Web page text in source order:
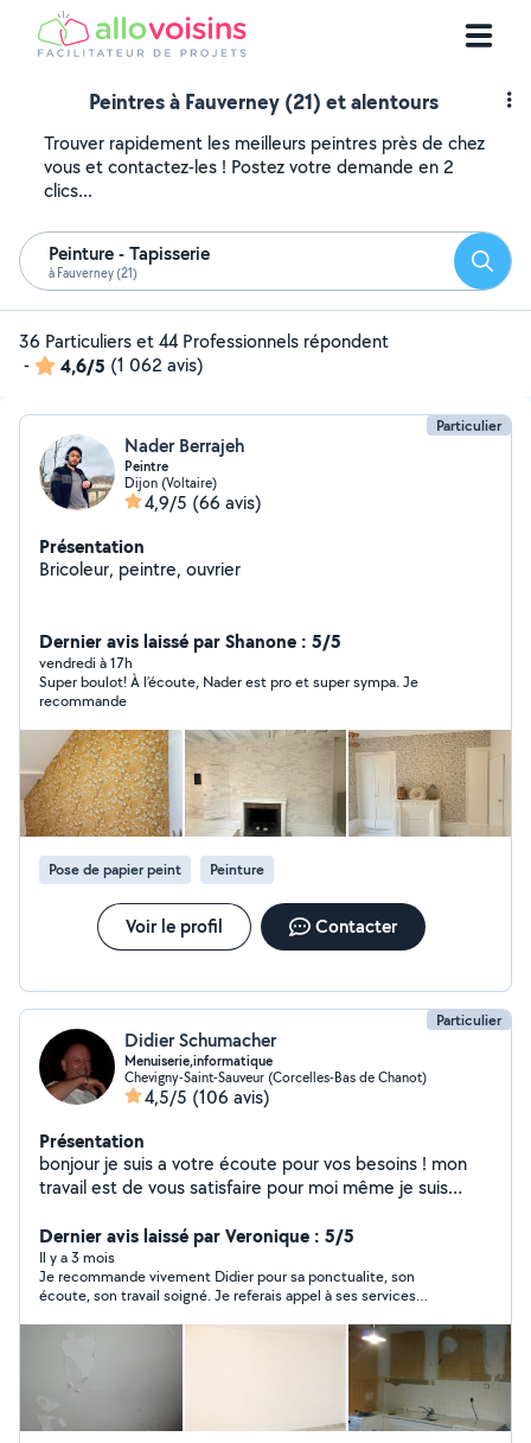
Peintres à Fauverney (21) et alentours
Trouver rapidement les meilleurs peintres près de chez
vous et contactez-les ! Postez votre demande en 2
clics...
Peinture - Tapisserie
à Fauverney (21)
36 Particuliers et 44 Professionnels répondent
-
4,6/5 (1 062 avis)
Particulier
Nader Berrajeh
Peintre
Dijon (Voltaire)
4,9/5 (66 avis)
Présentation
Bricoleur, peintre, ouvrier
Dernier avis laissé par Shanone : 5/5
vendredi à 17h
Super boulot! À l’écoute, Nader est pro et super sympa. Je
recommande
Pose de papier peint Peinture
Voir le profil Contacter
Particulier
Didier Schumacher
Menuiserie,informatique
Chevigny-Saint-Sauveur (Corcelles-Bas de Chanot)
4,5/5 (106 avis)
Présentation
bonjour je suis a votre écoute pour vos besoins ! mon
travail est de vous satisfaire pour moi même je suis
travaux dans toute la maison intérieur et extérieur
Dernier avis laissé par Veronique : 5/5
Il y a 3 mois
Je recommande vivement Didier pour sa ponctualite, son
écoute, son travail soigné. Je referais appel à ses services